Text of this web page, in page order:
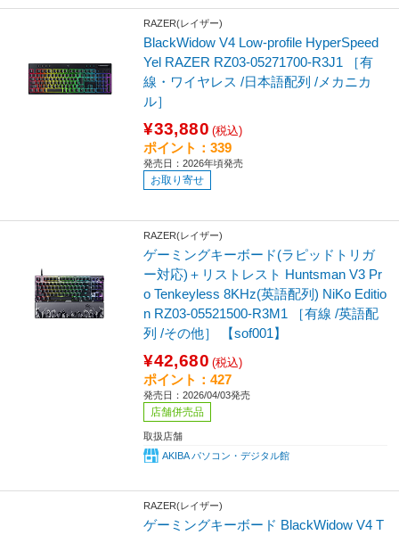
RAZER(レイザー)
BlackWidow V4 Low-profile HyperSpeed
Yel RAZER RZ03-05271700-R3J1 ［有
線・ワイヤレス /日本語配列 /メカニカ
ル］
¥33,880 (税込)
ポイント：339
発売日：2026年頃発売
お取り寄せ
RAZER(レイザー)
ゲーミングキーボード(ラピッドトリガ
ー対応)＋リストレスト Huntsman V3 Pr
o Tenkeyless 8KHz(英語配列) NiKo Editio
n RZ03-05521500-R3M1 ［有線 /英語配
列 /その他］ 【sof001】
¥42,680 (税込)
ポイント：427
発売日：2026/04/03発売
店舗併売品
取扱店舗
AKIBA パソコン・デジタル館
RAZER(レイザー)
ゲーミングキーボード BlackWidow V4 T